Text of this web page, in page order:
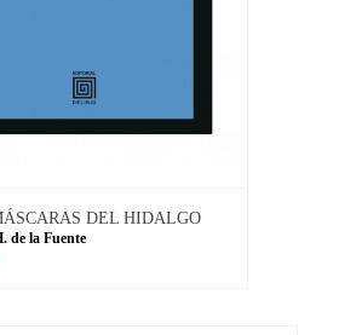
DEL HIDALGO
de la Fuente